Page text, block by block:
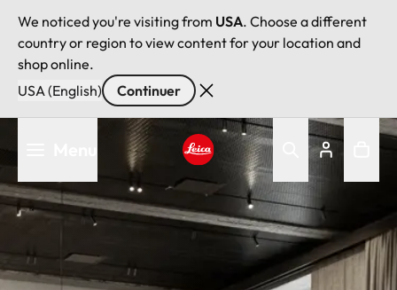
We noticed you're visiting from USA. Choose a different
country or region to view content for your location and
shop online.
USA (English)
Continuer
principal
Leica logo - Home